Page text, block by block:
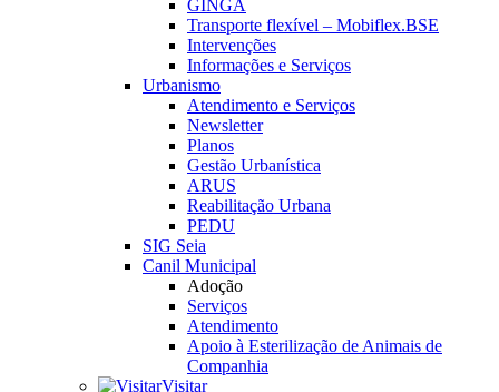
GINGA
Transporte flexível – Mobiflex.BSE
Intervenções
Informações e Serviços
Urbanismo
Atendimento e Serviços
Newsletter
Planos
Gestão Urbanística
ARUS
Reabilitação Urbana
PEDU
SIG Seia
Canil Municipal
Adoção
Serviços
Atendimento
Apoio à Esterilização de Animais de
Companhia
Visitar